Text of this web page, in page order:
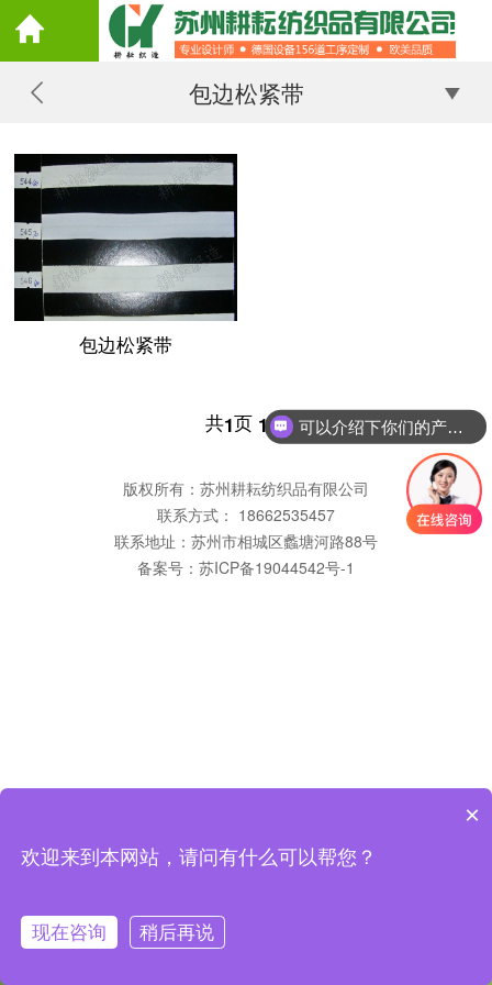
包边松紧带
包边松紧带
共1页 1条
版权所有：苏州耕耘纺织品有限公司
联系方式： 18662535457
联系地址：苏州市相城区蠡塘河路88号
备案号： 苏ICP备19044542号-1
可以介绍下你们的产品么
×
欢迎来到本网站，请问有什么可以帮您？
现在咨询 稍后再说